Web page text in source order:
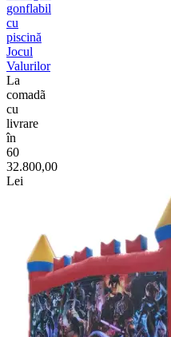
gonflabil
cu
piscină
Jocul
Valurilor
La
comadã
cu
livrare
în
60
32.800,00
Lei